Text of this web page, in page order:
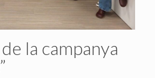
la campanya